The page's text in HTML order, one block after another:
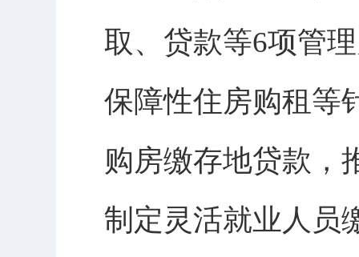
取、贷款等6项管
保障性住房购租等
购房缴存地贷款，
制定灵活就业人员